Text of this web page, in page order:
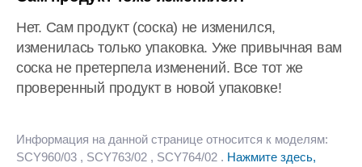
Нет. Сам продукт (соска) не изменился,
изменилась только упаковка. Уже привычная вам
соска не претерпела изменений. Все тот же
проверенный продукт в новой упаковке!
Информация на данной странице относится к моделям:
SCY960/03 , SCY763/02 , SCY764/02 . Нажмите здесь,